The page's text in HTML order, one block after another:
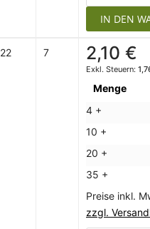
IN DEN
22 7 2,10 €
Menge
4 +
10 +
20 +
35 +
Preise inkl.
zzgl.